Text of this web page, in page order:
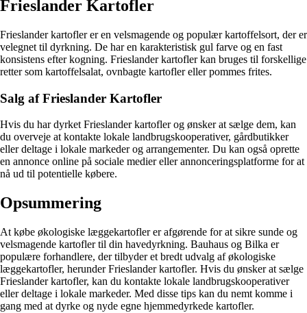
Frieslander Kartofler
Frieslander kartofler er en velsmagende og populær kartoffelsort, der er
velegnet til dyrkning. De har en karakteristisk gul farve og en fast
konsistens efter kogning. Frieslander kartofler kan bruges til forskellige
retter som kartoffelsalat, ovnbagte kartofler eller pommes frites.
Salg af Frieslander Kartofler
Hvis du har dyrket Frieslander kartofler og ønsker at sælge dem, kan
du overveje at kontakte lokale landbrugskooperativer, gårdbutikker
eller deltage i lokale markeder og arrangementer. Du kan også oprette
en annonce online på sociale medier eller annonceringsplatforme for at
nå ud til potentielle købere.
Opsummering
At købe økologiske læggekartofler er afgørende for at sikre sunde og
velsmagende kartofler til din havedyrkning. Bauhaus og Bilka er
populære forhandlere, der tilbyder et bredt udvalg af økologiske
læggekartofler, herunder Frieslander kartofler. Hvis du ønsker at sælge
Frieslander kartofler, kan du kontakte lokale landbrugskooperativer
eller deltage i lokale markeder. Med disse tips kan du nemt komme i
gang med at dyrke og nyde egne hjemmedyrkede kartofler.